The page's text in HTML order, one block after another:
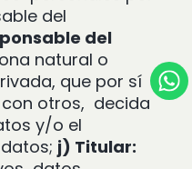
del
del
natural o
que por sí
otros, decida
y/o el
j) Titular: